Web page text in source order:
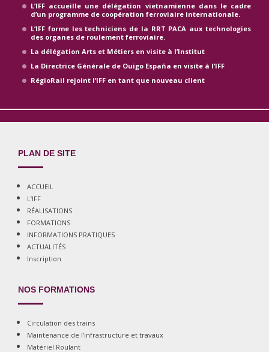
L’IFF accueille une délégation vietnamienne dans le cadre
d’un programme de coopération ferroviaire internationale.
L’IFF forme les techniciens de la RRT PACA aux technologies
des organes de roulement ferroviaire.
La délégation Arts et Métiers en visite à l’Institut
La Directrice Générale de Ouigo España en visite à l’IFF
RégioRail rejoint l’IFF en tant que nouveau client
PLAN DE SITE
ACCUEIL
L’IFF
RÉALISATIONS
FORMATIONS
INFORMATIONS PRATIQUES
ACTUALITÉS
Inscription
NOS FORMATIONS
Circulation des trains
Maintenance de l’infrastructure et travaux
Matériel Roulant